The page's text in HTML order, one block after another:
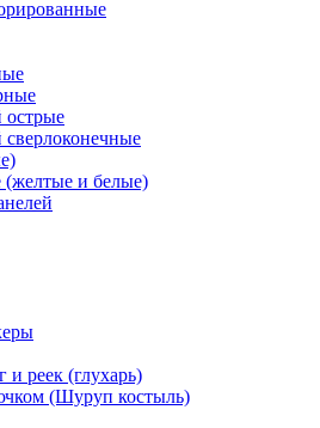
острые
и белые)
реек (глухарь)
(Шуруп костыль)